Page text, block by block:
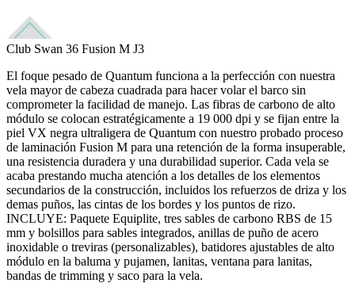
Club Swan 36 Fusion M J3
El foque pesado de Quantum funciona a la perfección con nuestra
vela mayor de cabeza cuadrada para hacer volar el barco sin
comprometer la facilidad de manejo. Las fibras de carbono de alto
módulo se colocan estratégicamente a 19 000 dpi y se fijan entre la
piel VX negra ultraligera de Quantum con nuestro probado proceso
de laminación Fusion M para una retención de la forma insuperable,
una resistencia duradera y una durabilidad superior. Cada vela se
acaba prestando mucha atención a los detalles de los elementos
secundarios de la construcción, incluidos los refuerzos de driza y los
demas puños, las cintas de los bordes y los puntos de rizo.
INCLUYE: Paquete Equiplite, tres sables de carbono RBS de 15
mm y bolsillos para sables integrados, anillas de puño de acero
inoxidable o treviras (personalizables), batidores ajustables de alto
módulo en la baluma y pujamen, lanitas, ventana para lanitas,
bandas de trimming y saco para la vela.